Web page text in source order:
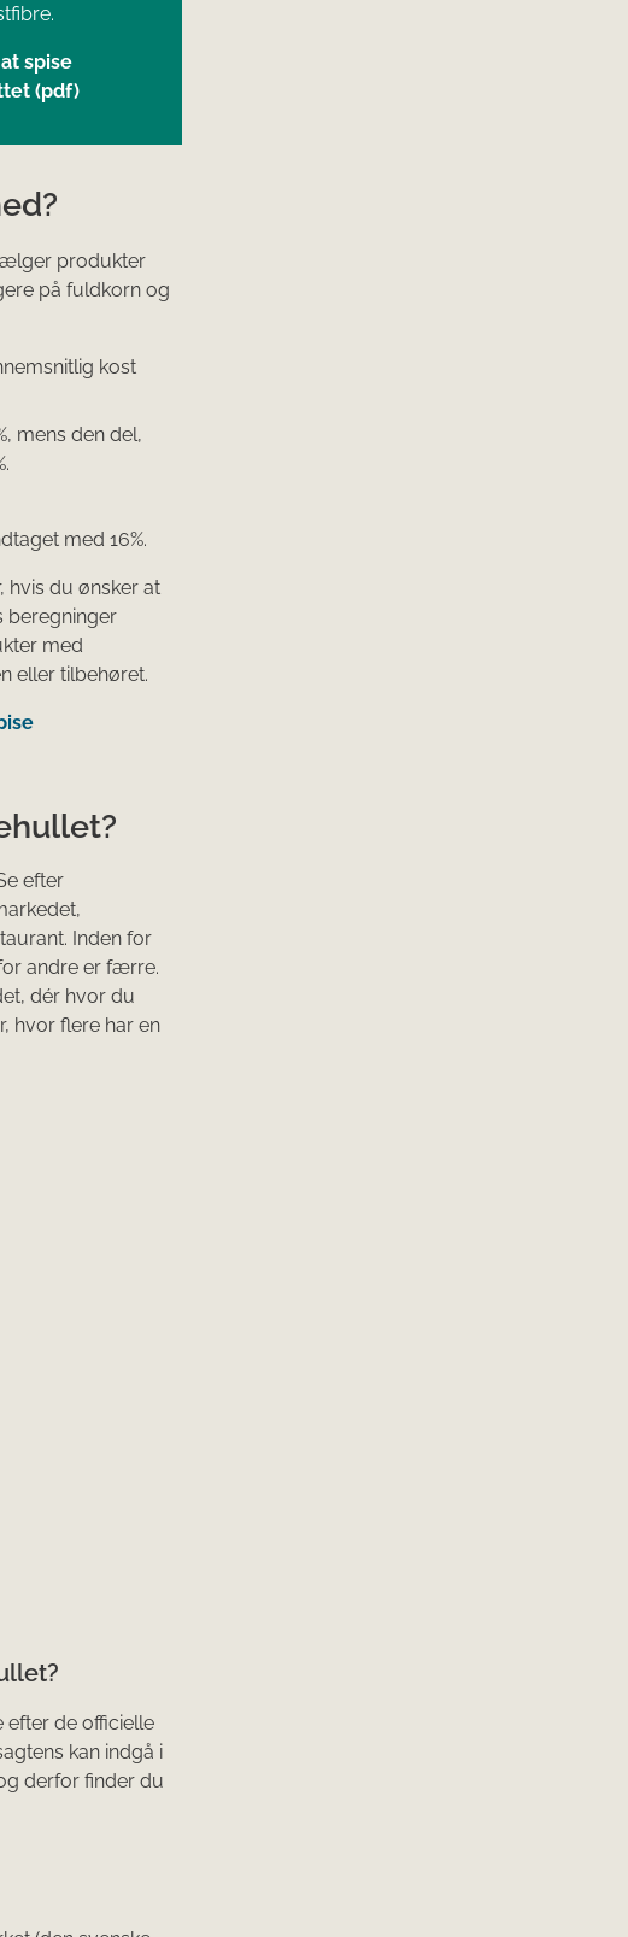
spise
(pdf)
produkter
på fuldkorn og
kost
mens den del,
med 16%.
hvis du ønsker at
beregninger
med
eller tilbehøret.
efter
Inden for
andre er færre.
dér hvor du
hvor flere har en
de officielle
kan indgå i
derfor finder du